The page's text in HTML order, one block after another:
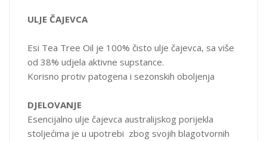
Eterično ulje čajevca 38%: 0,1 ml
Unos ukupnih terpena: 0,038 ml
vještačke arome, vještačke boje, konzervanse, derivate mlijeka,
gluten, laktozu, GMO
ULJE ČAJEVCA
Esi Tea Tree Oil je 100% čisto ulje čajevca, sa više
od 38% udjela aktivne supstance.
Korisno protiv patogena i sezonskih oboljenja
DJELOVANJE
Esencijalno ulje čajevca australijskog porijekla
stoljećima je u upotrebi zbog svojih blagotvornih